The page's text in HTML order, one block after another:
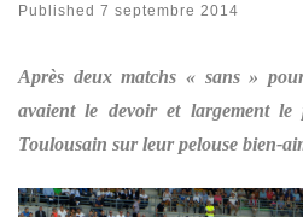
Published 7 septembre 2014
Après deux matchs « sans »
avaient le devoir et largement le
Toulousain sur leur pelouse bien-